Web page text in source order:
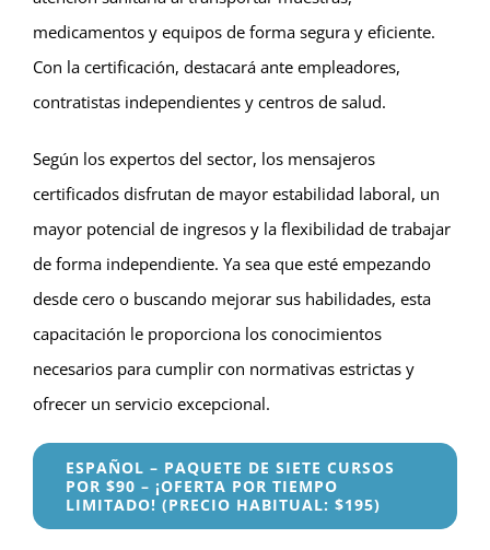
medicamentos y equipos de forma segura y eficiente.
Con la certificación, destacará ante empleadores,
contratistas independientes y centros de salud.
Según los expertos del sector, los mensajeros
certificados disfrutan de mayor estabilidad laboral, un
mayor potencial de ingresos y la flexibilidad de trabajar
de forma independiente. Ya sea que esté empezando
desde cero o buscando mejorar sus habilidades, esta
capacitación le proporciona los conocimientos
necesarios para cumplir con normativas estrictas y
ofrecer un servicio excepcional.
ESPAÑOL – PAQUETE DE SIETE CURSOS
POR $90 – ¡OFERTA POR TIEMPO
LIMITADO! (PRECIO HABITUAL: $195)